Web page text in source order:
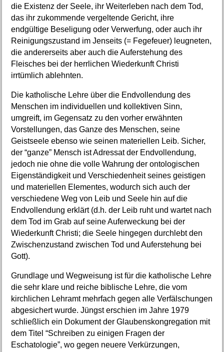
die Existenz der Seele, ihr Weiterleben nach dem Tod,
das ihr zukommende vergeltende Gericht, ihre
endgültige Beseligung oder Verwerfung, oder auch ihr
Reinigungszustand im Jenseits (= Fegefeuer) leugneten,
die andererseits aber auch die Auferstehung des
Fleisches bei der herrlichen Wiederkunft Christi
irrtümlich ablehnten.
Die katholische Lehre über die Endvollendung des
Menschen im individuellen und kollektiven Sinn,
umgreift, im Gegensatz zu den vorher erwähnten
Vorstellungen, das Ganze des Menschen, seine
Geistseele ebenso wie seinen materiellen Leib. Sicher,
der “ganze” Mensch ist Adressat der Endvollendung,
jedoch nie ohne die volle Wahrung der ontologischen
Eigenständigkeit und Verschiedenheit seines geistigen
und materiellen Elementes, wodurch sich auch der
verschiedene Weg von Leib und Seele hin auf die
Endvollendung erklärt (d.h. der Leib ruht und wartet nach
dem Tod im Grab auf seine Auferweckung bei der
Wiederkunft Christi; die Seele hingegen durchlebt den
Zwischenzustand zwischen Tod und Auferstehung bei
Gott).
Grundlage und Wegweisung ist für die katholische Lehre
die sehr klare und reiche biblische Lehre, die vom
kirchlichen Lehramt mehrfach gegen alle Verfälschungen
abgesichert wurde. Jüngst erschien im Jahre 1979
schließlich ein Dokument der Glaubenskongregation mit
dem Titel “Schreiben zu einigen Fragen der
Eschatologie”, wo gegen neuere Verkürzungen,